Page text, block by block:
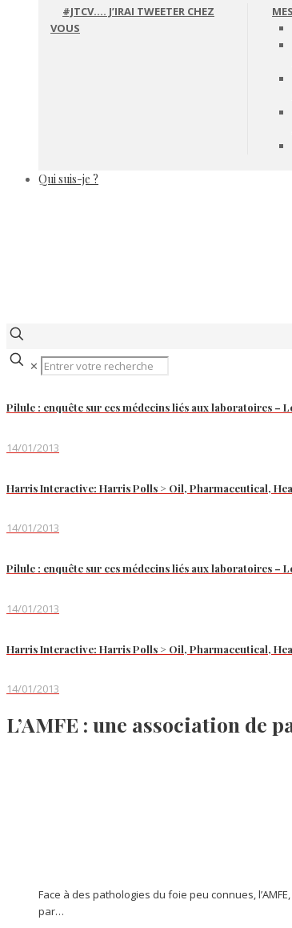
#JTCV…. J’IRAI TWEETER CHEZ
VOUS
Qui suis-je ?
✕
Pilule : enquête sur ces médecins liés aux laboratoires –
14/01/2013
Harris Interactive: Harris Polls > Oil, Pharmaceutical,
14/01/2013
Pilule : enquête sur ces médecins liés aux laboratoires –
14/01/2013
Harris Interactive: Harris Polls > Oil, Pharmaceutical,
14/01/2013
L’AMFE : une association de
Face à des pathologies du foie peu connues,
par…